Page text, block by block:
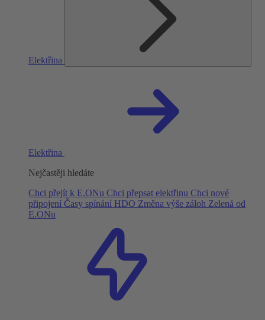
Elektřina
Elektřina
Nejčastěji hledáte
Chci přejít k E.ONu Chci přepsat elektřinu Chci nové
připojení Časy spínání HDO Změna výše záloh Zelená od
E.ONu